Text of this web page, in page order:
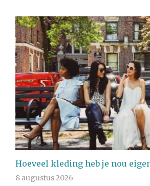
Hoeveel kleding heb je nou
8 augustus 2026